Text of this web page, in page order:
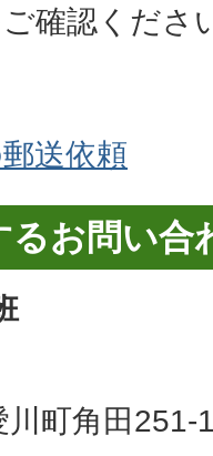
確認くださ
送依頼
るお問い合
町角田251-